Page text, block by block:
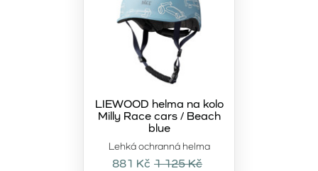
Lehká ochranná helma
LIEWOOD helma na kolo
Milly Race cars / Beach
blue
881 Kč 1 125 Kč